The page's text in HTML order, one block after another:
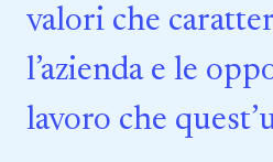
valori che
l’azienda e le
lavoro che